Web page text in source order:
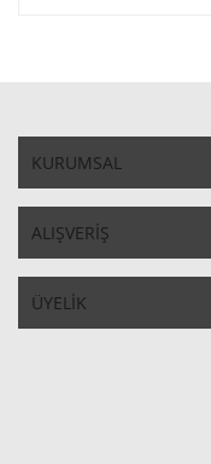
KURUMSAL
ALIŞVERİŞ
ÜYELİK